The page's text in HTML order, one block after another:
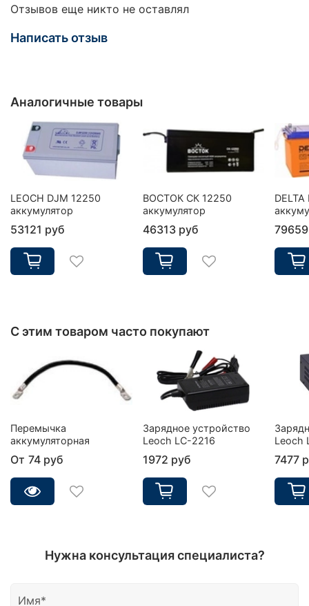
Отзывов еще никто не оставлял
Написать отзыв
Аналогичные товары
LEOCH DJM 12250
аккумулятор
53121 руб
ВОСТОК СК 12250
аккумулятор
46313 руб
С этим товаром часто покупают
Перемычка
аккумуляторная
От 74 руб
Зарядное устройство
Leoch LC-2216
1972 руб
Leoch
7477
Нужна консультация специалиста?